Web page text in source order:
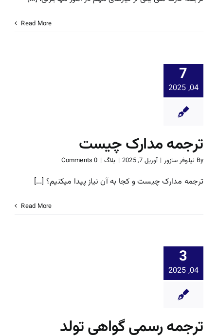
Read More
7
04, 2025
ترجمه مدارک چیست
By نیلوفر سازور | آوریل 7, 2025 | بلاگ |
0 Comments
ترجمه مدارک چیست و کجا به آن نیاز پیدا میکنیم؟ [...]
Read More
3
04, 2025
ترجمه رسمی گواهی تولد